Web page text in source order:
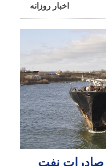
اخبار روزانه
صادرات نفت